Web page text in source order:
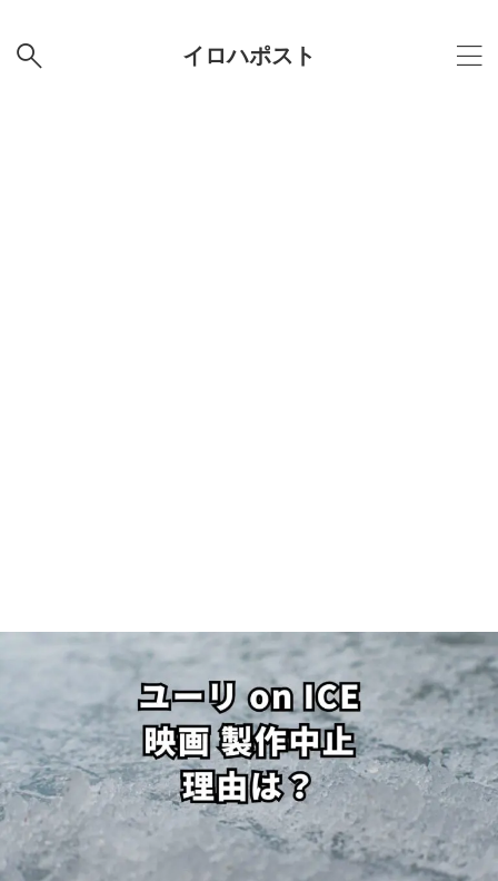
イロハポスト